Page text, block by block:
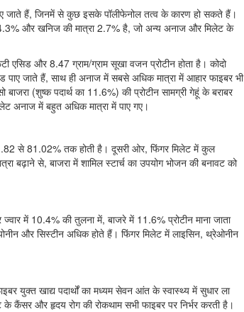
जाते हैं, जिनमें से कुछ इसके पॉलीफेनोल तत्व के कारण हो सकते हैं।
4.3% और खनिज की मात्रा 2.7% है, जो अन्य अनाज और मिलेट के
और 8.47 ग्राम/ग्राम सूखा वजन प्रोटीन होता है। कोदो
जाते हैं, साथ ही अनाज में सबसे अधिक मात्रा में आहार फाइबर भी
(शुष्क पदार्थ का 11.6%) की प्रोटीन सामग्री गेहूं के बराबर
अनाज में बहुत अधिक मात्रा में पाए गए।
से 81.02% तक होती है। दूसरी ओर, फिंगर मिलेट में कुल
बढ़ाने से, बाजरा में शामिल स्टार्च का उपयोग भोजन की बनावट को
में 10.4% की तुलना में, बाजरे में 11.6% प्रोटीन माना जाता
और सिस्टीन अधिक होते हैं। फिंगर मिलेट में लाइसिन, थ्रेओनीन
युक्त खाद्य पदार्थों का मध्यम सेवन आंत के स्वास्थ्य में सुधार ला
और हृदय रोग की रोकथाम सभी फाइबर पर निर्भर करती है।